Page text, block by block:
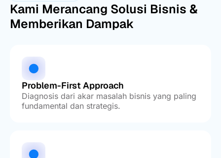
Kami Merancang Solusi Bisnis &
Memberikan Dampak
Problem-First Approach
Diagnosis dari akar masalah bisnis yang paling
fundamental dan strategis.